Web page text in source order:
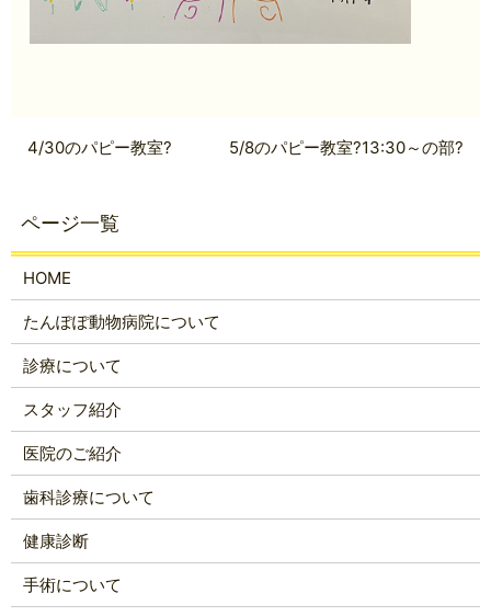
4/30のパピー教室? 5/8のパピー教室?13:30～の部?
HOME
たんぽぽ動物病院について
診療について
スタッフ紹介
医院のご紹介
歯科診療について
健康診断
手術について